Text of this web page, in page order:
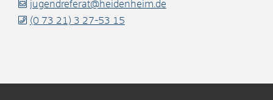
jugendreferat@heidenheim.de
(0 73 21) 3 27-53 15